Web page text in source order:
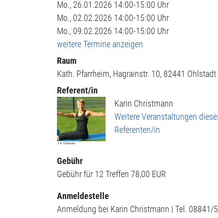
Mo., 26.01.2026 14:00-15:00 Uhr
Mo., 02.02.2026 14:00-15:00 Uhr
Mo., 09.02.2026 14:00-15:00 Uhr
weitere Termine anzeigen
Raum
Kath. Pfarrheim Hagrainstr. 10 82441 Ohlstadt
Referent/in
Karin Christmann
Weitere Veranstaltungen
Referenten/in
Gebühr
Gebühr für 12 Treffen 78,00 EUR
Anmeldestelle
Anmeldung bei Karin Christmann | Tel. 08841/